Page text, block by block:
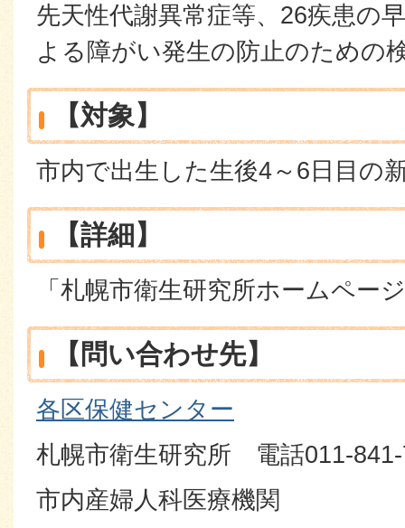
先天性代謝異常症等、26疾患の
よる障がい発生の防止のための
【対象】
市内で出生した生後4～6日目の
【詳細】
「札幌市衛生研究所ホームペー
【問い合わせ先】
各区保健センター
札幌市衛生研究所 電話011-
市内産婦人科医療機関